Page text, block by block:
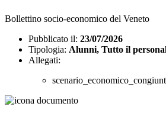
Bollettino socio-economico del Veneto
Pubblicato il: 23/07/2026
Tipologia: Alunni, Tutto il
Allegati: